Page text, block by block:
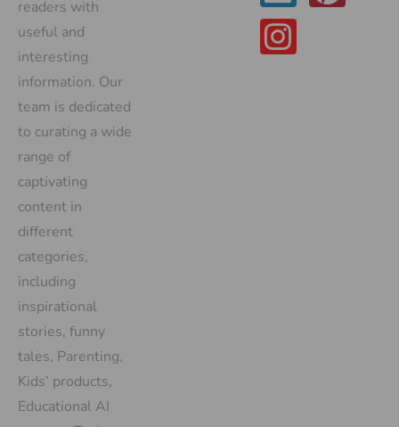
readers with
useful and
interesting
information. Our
team is dedicated
to curating a wide
range of
captivating
content in
different
categories,
including
inspirational
stories, funny
tales, Parenting,
Kids’ products,
Educational AI